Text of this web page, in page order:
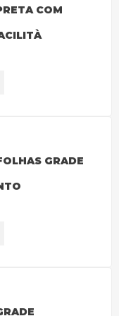
COM
GRADE